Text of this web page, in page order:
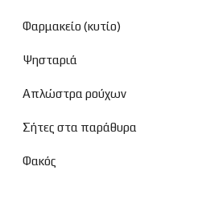
Φαρμακείο (κυτίο)
Ψησταριά
Απλώστρα ρούχων
Σήτες στα παράθυρα
Φακός